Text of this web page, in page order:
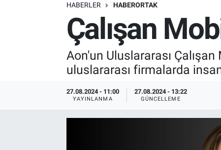
HABERLER HABERORTAK
Çalışan
Aon'un Uluslararası
uluslararası firmalarda
27.08.2024 - 11:00
YAYINLANMA
27.08.2024 - 13:22
GÜNCELLEME
Proses Otomasyonu
Otomasyon